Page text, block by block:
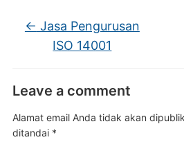
← Jasa Pengurusan
ISO 14001
Leave a comment
Alamat email Anda tidak akan
ditandai *